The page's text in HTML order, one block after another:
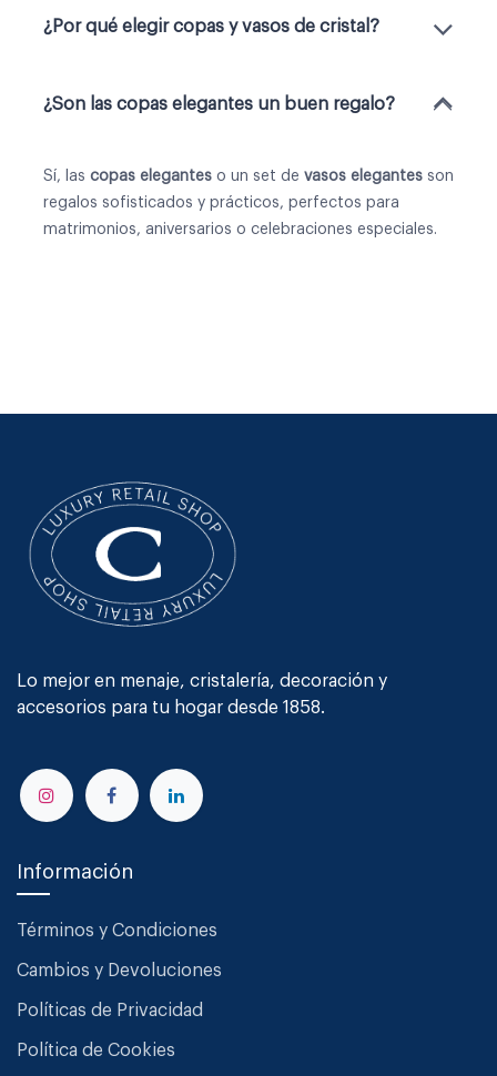
¿Por qué elegir copas y vasos de cristal?
¿Son las copas elegantes un buen regalo?
Sí, las copas elegantes o un set de vasos elegantes son
regalos sofisticados y prácticos, perfectos para
matrimonios, aniversarios o celebraciones especiales.
Lo mejor en menaje, cristalería, decoración y
accesorios para tu hogar desde 1858.
Información
Términos y Condiciones
Cambios y Devoluciones
Políticas de Privacidad
Política de Cookies